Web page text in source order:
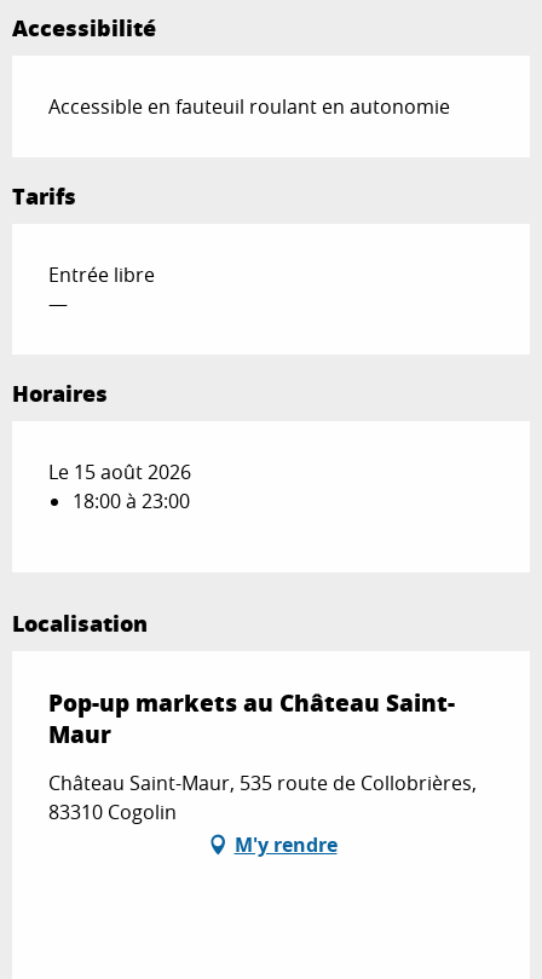
Accessibilité
Accessible en fauteuil roulant en autonomie
Tarifs
Entrée libre
—
Horaires
Le 15 août 2026
18:00 à 23:00
Localisation
Pop-up markets au Château Saint-
Maur
Château Saint-Maur, 535 route de Collobrières,
83310 Cogolin
M'y rendre